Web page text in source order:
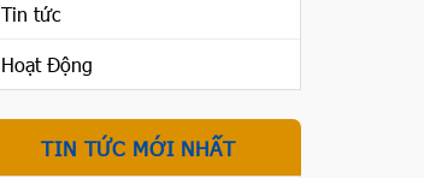
Tin tức
Hoạt Động
TIN TỨC MỚI NHẤT